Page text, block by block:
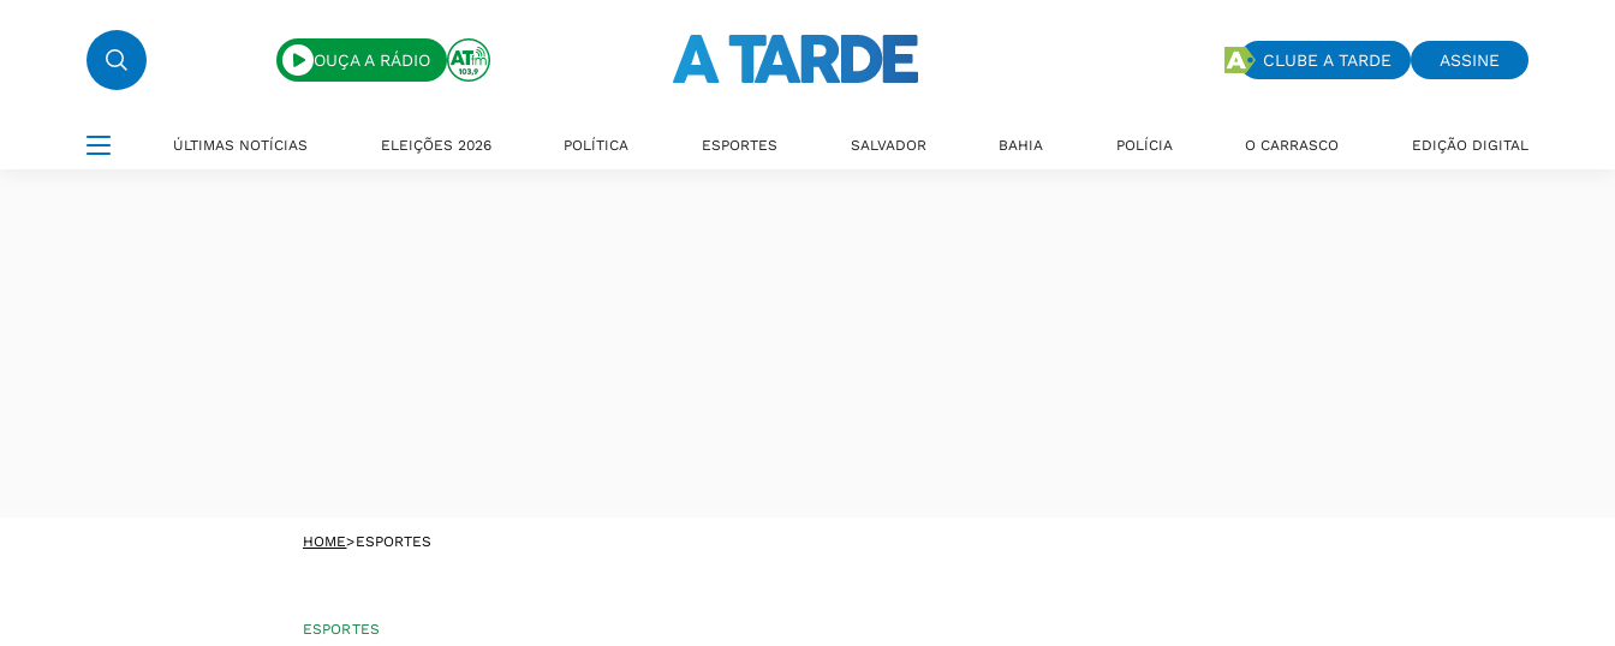
OUÇA A RÁDIO CLUBE A TARDE ASSINE
ÚLTIMAS NOTÍCIAS ELEIÇÕES 2026 POLÍTICA ESPORTES SALVADOR BAHIA POLÍCIA O CARRASCO EDIÇÃO DIGITAL
HOME>ESPORTES
ESPORTES